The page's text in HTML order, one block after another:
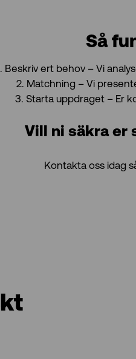
Så
Beskriv ert behov – Vi
2️. Matchning – Vi
3️. Starta uppdraget – Er
Vill ni säkra er
Kontakta oss idag